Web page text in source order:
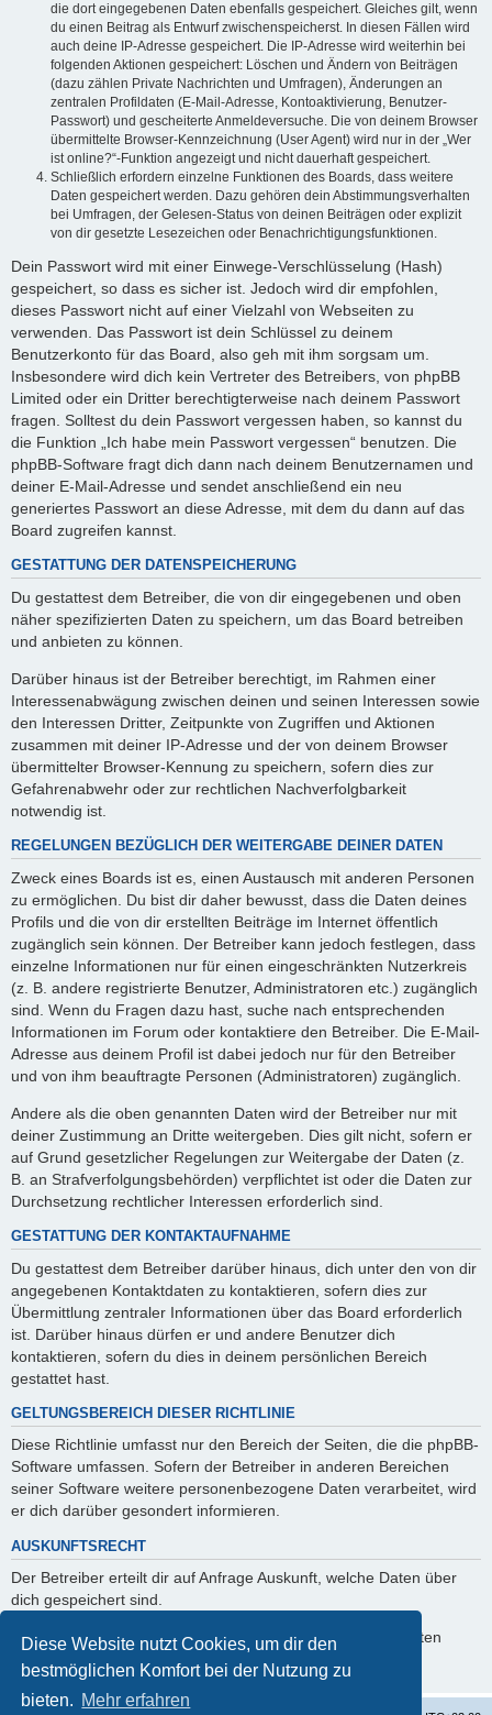
Diese Website nutzt Cookies, um dir den
bestmöglichen Komfort bei der Nutzung zu
bieten. Mehr erfahren
die dort eingegebenen Daten ebenfalls gespeichert. Gleiches gilt, wenn
du einen Beitrag als Entwurf zwischenspeicherst. In diesen Fällen wird
auch deine IP-Adresse gespeichert. Die IP-Adresse wird weiterhin bei
folgenden Aktionen gespeichert: Löschen und Ändern von Beiträgen
(dazu zählen Private Nachrichten und Umfragen), Änderungen an
zentralen Profildaten (E-Mail-Adresse, Kontoaktivierung, Benutzer-
Passwort) und gescheiterte Anmeldeversuche. Die von deinem Browser
übermittelte Browser-Kennzeichnung (User Agent) wird nur in der „Wer
ist online?“-Funktion angezeigt und nicht dauerhaft gespeichert.
Schließlich erfordern einzelne Funktionen des Boards, dass weitere
Daten gespeichert werden. Dazu gehören dein Abstimmungsverhalten
bei Umfragen, der Gelesen-Status von deinen Beiträgen oder explizit
von dir gesetzte Lesezeichen oder Benachrichtigungsfunktionen.
Dein Passwort wird mit einer Einwege-Verschlüsselung (Hash)
gespeichert, so dass es sicher ist. Jedoch wird dir empfohlen,
dieses Passwort nicht auf einer Vielzahl von Webseiten zu
verwenden. Das Passwort ist dein Schlüssel zu deinem
Benutzerkonto für das Board, also geh mit ihm sorgsam um.
Insbesondere wird dich kein Vertreter des Betreibers, von phpBB
Limited oder ein Dritter berechtigterweise nach deinem Passwort
fragen. Solltest du dein Passwort vergessen haben, so kannst du
die Funktion „Ich habe mein Passwort vergessen“ benutzen. Die
phpBB-Software fragt dich dann nach deinem Benutzernamen und
deiner E-Mail-Adresse und sendet anschließend ein neu
generiertes Passwort an diese Adresse, mit dem du dann auf das
Board zugreifen kannst.
GESTATTUNG DER DATENSPEICHERUNG
Du gestattest dem Betreiber, die von dir eingegebenen und oben
näher spezifizierten Daten zu speichern, um das Board betreiben
und anbieten zu können.
Darüber hinaus ist der Betreiber berechtigt, im Rahmen einer
Interessenabwägung zwischen deinen und seinen Interessen sowie
den Interessen Dritter, Zeitpunkte von Zugriffen und Aktionen
zusammen mit deiner IP-Adresse und der von deinem Browser
übermittelter Browser-Kennung zu speichern, sofern dies zur
Gefahrenabwehr oder zur rechtlichen Nachverfolgbarkeit
notwendig ist.
REGELUNGEN BEZÜGLICH DER WEITERGABE DEINER DATEN
Zweck eines Boards ist es, einen Austausch mit anderen Personen
zu ermöglichen. Du bist dir daher bewusst, dass die Daten deines
Profils und die von dir erstellten Beiträge im Internet öffentlich
zugänglich sein können. Der Betreiber kann jedoch festlegen, dass
einzelne Informationen nur für einen eingeschränkten Nutzerkreis
(z. B. andere registrierte Benutzer, Administratoren etc.) zugänglich
sind. Wenn du Fragen dazu hast, suche nach entsprechenden
Informationen im Forum oder kontaktiere den Betreiber. Die E-Mail-
Adresse aus deinem Profil ist dabei jedoch nur für den Betreiber
und von ihm beauftragte Personen (Administratoren) zugänglich.
Andere als die oben genannten Daten wird der Betreiber nur mit
deiner Zustimmung an Dritte weitergeben. Dies gilt nicht, sofern er
auf Grund gesetzlicher Regelungen zur Weitergabe der Daten (z.
B. an Strafverfolgungsbehörden) verpflichtet ist oder die Daten zur
Durchsetzung rechtlicher Interessen erforderlich sind.
GESTATTUNG DER KONTAKTAUFNAHME
Du gestattest dem Betreiber darüber hinaus, dich unter den von dir
angegebenen Kontaktdaten zu kontaktieren, sofern dies zur
Übermittlung zentraler Informationen über das Board erforderlich
ist. Darüber hinaus dürfen er und andere Benutzer dich
kontaktieren, sofern du dies in deinem persönlichen Bereich
gestattet hast.
GELTUNGSBEREICH DIESER RICHTLINIE
Diese Richtlinie umfasst nur den Bereich der Seiten, die die phpBB-
Software umfassen. Sofern der Betreiber in anderen Bereichen
seiner Software weitere personenbezogene Daten verarbeitet, wird
er dich darüber gesondert informieren.
AUSKUNFTSRECHT
Der Betreiber erteilt dir auf Anfrage Auskunft, welche Daten über
dich gespeichert sind.
Du kannst jederzeit die Löschung bzw. Sperrung deiner Daten
verlangen. Kontaktiere hierzu bitte den Betreiber.